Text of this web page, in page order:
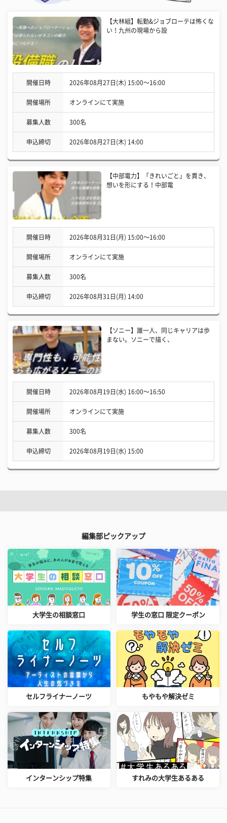
【大林組】転勤&ジョブローテは怖くな
い！九州の現場から設
開催日時 2026年08月27日(木) 15:00〜16:00
開催場所 オンラインにて実施
募集人数 300名
申込締切 2026年08月27日(木) 14:00
【中部電力】「きれいごと」を貫き、
想いを形にする！中部電
開催日時 2026年08月31日(月) 15:00〜16:00
開催場所 オンラインにて実施
募集人数 300名
申込締切 2026年08月31日(月) 14:00
【ソニー】誰一人、同じキャリアは歩
まない。ソニーで描く、
開催日時 2026年08月19日(水) 16:00〜16:50
開催場所 オンラインにて実施
募集人数 300名
申込締切 2026年08月19日(水) 15:00
編集部ピックアップ
大学生の相談窓口 学生の窓口 限定クーポン
セルフライナーノーツ もやもや解決ゼミ
インターンシップ特集 すれみの大学生あるある